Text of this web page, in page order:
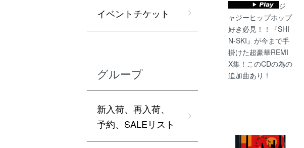
ジ
ャジーヒップホップ
好き必見！！『SHI
N-SKI』が今まで手
掛けた超豪華REMI
X集！このCDの為の
追加曲あり！
イベントチケット
グループ
新入荷、再入荷、
予約、SALEリスト